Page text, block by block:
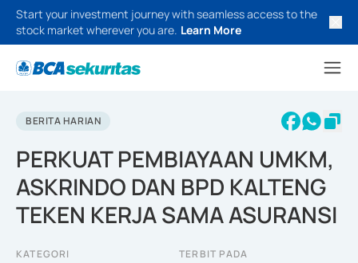
Start your investment journey with seamless access to the
stock market wherever you are. Learn More
BERITA HARIAN
PERKUAT PEMBIAYAAN UMKM,
ASKRINDO DAN BPD KALTENG
TEKEN KERJA SAMA ASURANSI
KATEGORI TERBIT PADA